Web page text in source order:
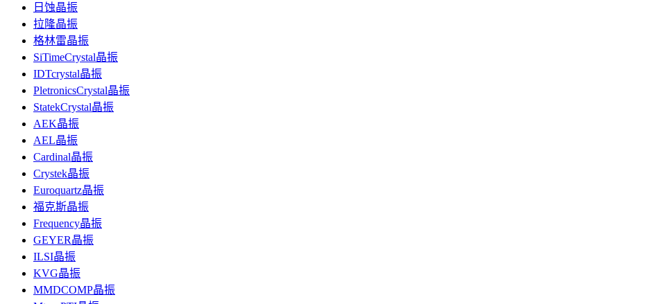
日蚀晶振
拉隆晶振
格林雷晶振
SiTimeCrystal晶振
IDTcrystal晶振
PletronicsCrystal晶振
StatekCrystal晶振
AEK晶振
AEL晶振
Cardinal晶振
Crystek晶振
Euroquartz晶振
福克斯晶振
Frequency晶振
GEYER晶振
ILSI晶振
KVG晶振
MMDCOMP晶振